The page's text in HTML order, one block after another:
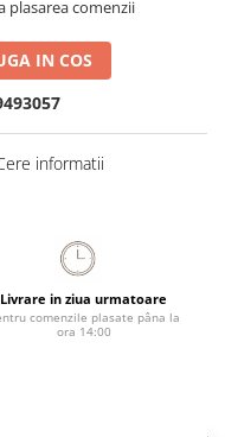
plasarea comenzii
IN COS
informatii
Livrare in ziua urmatoare
comenzile plasate pâna la
ora 14:00